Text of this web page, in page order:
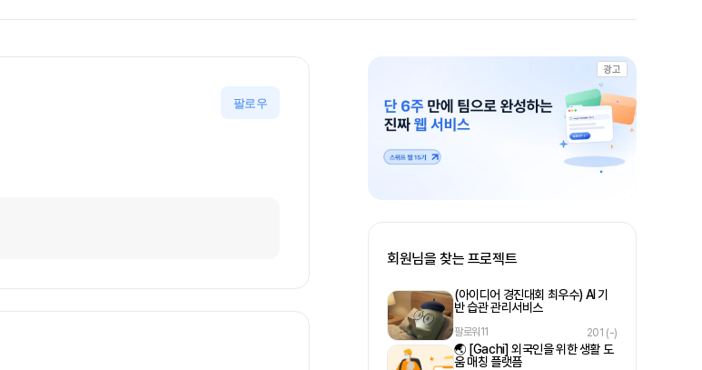
팔로우
광고
회원님을 찾는 프로젝트
(아이디어 경진대회 최우수) AI 기
반 습관 관리서비스
팔로워11 201 (-)
🌏 [Gachi] 외국인을 위한 생활 도
움 매칭 플랫픔